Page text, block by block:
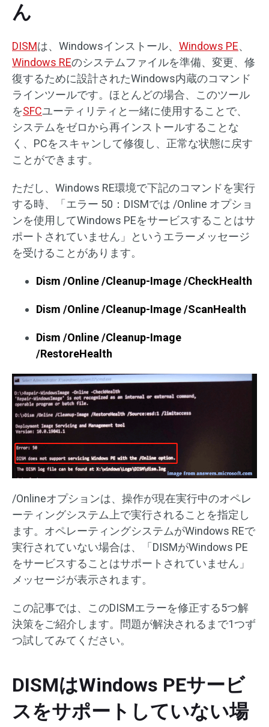
ん
DISMは、Windowsインストール、 Windows PE、
Windows REのシステムファイルを準備、変更、修
復するために設計されたWindows内蔵のコマンド
ラインツールです。ほとんどの場合、このツール
をSFCユーティリティと一緒に使用することで、
システムをゼロから再インストールすることな
く、PCをスキャンして修復し、正常な状態に戻す
ことができます。
ただし、Windows RE環境で下記のコマンドを実行
する時、「エラー 50：DISMでは /Online オプショ
ンを使用してWindows PEをサービスすることはサ
ポートされていません」というエラーメッセージ
を受けることがあります。
Dism /Online /Cleanup-Image /CheckHealth
Dism /Online /Cleanup-Image /ScanHealth
Dism /Online /Cleanup-Image
/RestoreHealth
/Onlineオプションは、操作が現在実行中のオペレ
ーティングシステム上で実行されることを指定し
ます。オペレーティングシステムがWindows REで
実行されていない場合は、「DISMがWindows PE
をサービスすることはサポートされていません」
メッセージが表示されます。
この記事では、このDISMエラーを修正する5つ解
決策をご紹介します。問題が解決されるまで1つず
つ試してみてください。
DISMはWindows PEサービ
スをサポートしていない場